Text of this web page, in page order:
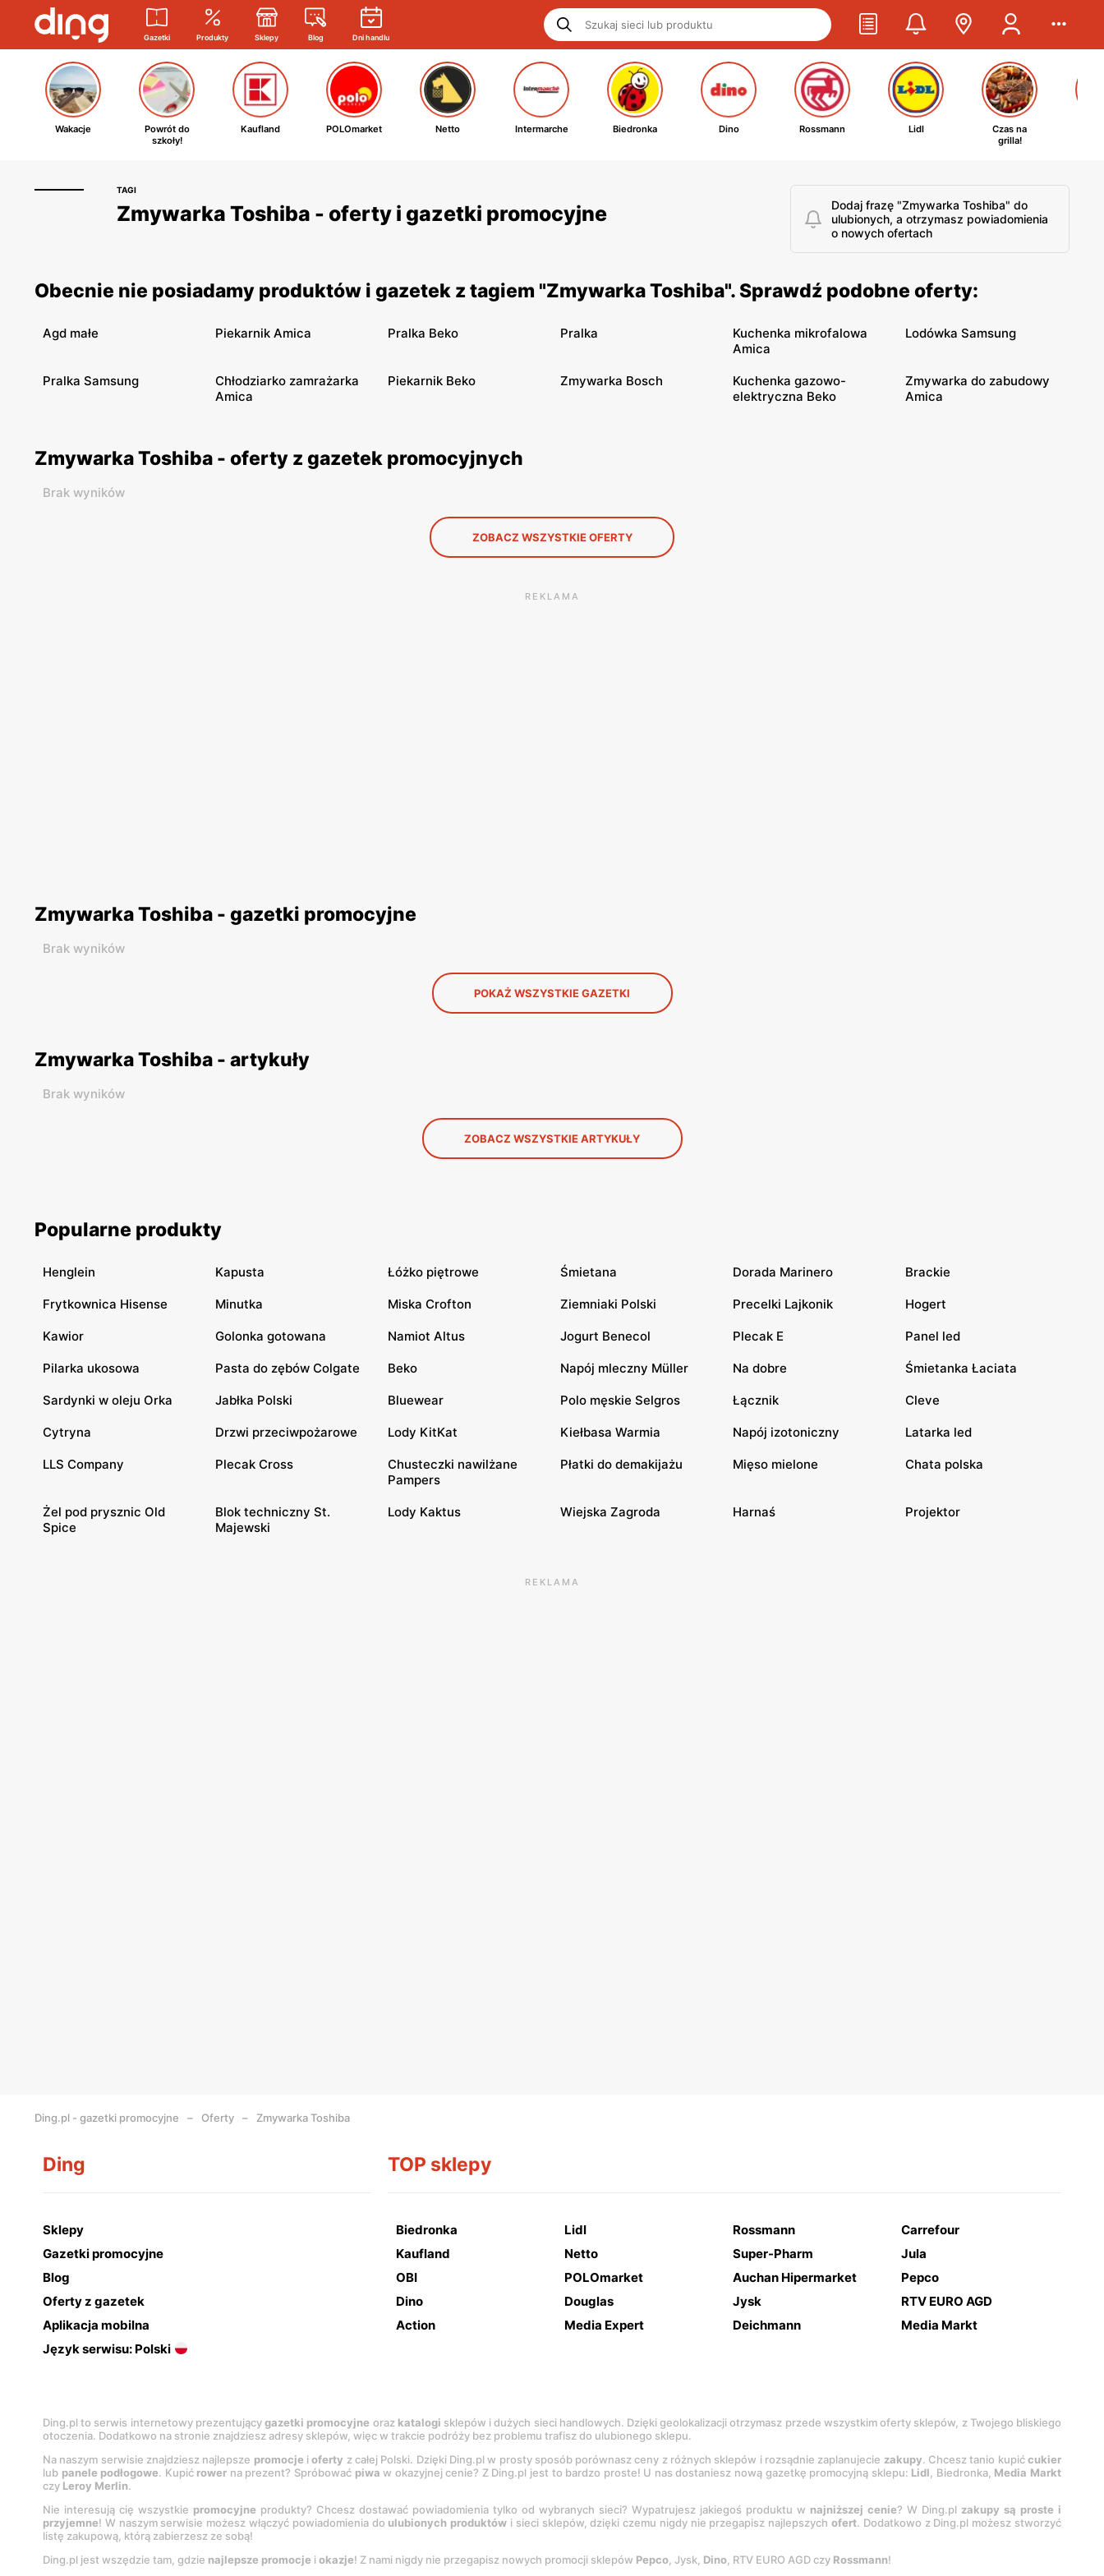
Gazetki Produkty Sklepy Blog Dni handlu
Wakacje
Powrót do
szkoły!
Kaufland POLOmarket Netto Intermarche Biedronka Dino Rossmann Lidl
Czas na
grilla!
TAGI
Zmywarka Toshiba - oferty i gazetki promocyjne
Dodaj frazę "Zmywarka Toshiba" do
ulubionych, a otrzymasz powiadomienia
o nowych ofertach
Obecnie nie posiadamy produktów i gazetek z tagiem "Zmywarka Toshiba". Sprawdź podobne oferty:
Agd małe Piekarnik Amica Pralka Beko Pralka
Kuchenka mikrofalowa
Amica
Lodówka Samsung
Pralka Samsung
Chłodziarko zamrażarka
Amica
Piekarnik Beko Zmywarka Bosch
Kuchenka gazowo-
elektryczna Beko
Zmywarka do zabudowy
Amica
Zmywarka Toshiba - oferty z gazetek promocyjnych
Brak wyników
ZOBACZ WSZYSTKIE OFERTY
REKLAMA
Zmywarka Toshiba - gazetki promocyjne
Brak wyników
POKAŻ WSZYSTKIE GAZETKI
Zmywarka Toshiba - artykuły
Brak wyników
ZOBACZ WSZYSTKIE ARTYKUŁY
Popularne produkty
Henglein Kapusta Łóżko piętrowe Śmietana Dorada Marinero Brackie
Frytkownica Hisense Minutka Miska Crofton Ziemniaki Polski Precelki Lajkonik Hogert
Kawior Golonka gotowana Namiot Altus Jogurt Benecol Plecak E Panel led
Pilarka ukosowa Pasta do zębów Colgate Beko Napój mleczny Müller Na dobre Śmietanka Łaciata
Sardynki w oleju Orka Jabłka Polski Bluewear Polo męskie Selgros Łącznik Cleve
Cytryna Drzwi przeciwpożarowe Lody KitKat Kiełbasa Warmia Napój izotoniczny Latarka led
LLS Company Plecak Cross
Chusteczki nawilżane
Pampers
Płatki do demakijażu Mięso mielone Chata polska
Żel pod prysznic Old
Spice
Blok techniczny St.
Majewski
Lody Kaktus Wiejska Zagroda Harnaś Projektor
REKLAMA
Ding.pl - gazetki promocyjne Oferty Zmywarka Toshiba
Ding
Sklepy
Gazetki promocyjne
Blog
Oferty z gazetek
Aplikacja mobilna
Język serwisu: Polski
TOP sklepy
Biedronka Lidl Rossmann
Carrefour
Kaufland
Netto Super-Pharm
Jula
OBI
POLOmarket Auchan Hipermarket
Pepco
Dino
Douglas Jysk
RTV EURO AGD
Action
Media Expert Deichmann Media Markt
Ding.pl to serwis internetowy prezentującygazetki promocyjne oraz katalogi sklepów i dużych sieci handlowych. Dzięki geolokalizacji otrzymasz przede wszystkim oferty sklepów, z Twojego bliskiego
otoczenia. Dodatkowo na stronie znajdziesz adresy sklepów, więc w trakcie podróży bez problemu trafisz do ulubionego sklepu.
Na naszym serwisie znajdziesz najlepsze promocje ioferty z całej Polski. Dzięki Ding.pl w prosty sposób porównasz ceny z różnych sklepów i rozsądnie zaplanujecie zakupy. Chcesz tanio kupićcukier
lub panele podłogowe. Kupić rower na prezent? Spróbować piwa w okazyjnej cenie? Z Ding.pl jest to bardzo proste! U nas dostaniesz nową gazetkę promocyjną sklepu: Lidl, Biedronka, Media Markt
czy Leroy Merlin.
Nie interesują cię wszystkie promocyjne produkty? Chcesz dostawać powiadomienia tylko od wybranych sieci? Wypatrujesz jakiegoś produktu w najniższej cenie? W Ding.pl zakupy są proste i
przyjemne! W naszym serwisie możesz włączyć powiadomienia do ulubionych produktów i sieci sklepów, dzięki czemu nigdy nie przegapisz najlepszychofert. Dodatkowo z Ding.pl możesz stworzyć
listę zakupową, którą zabierzesz ze sobą!
Ding.pl jest wszędzie tam, gdzie najlepsze promocje i okazje! Z nami nigdy nie przegapisz nowych promocji sklepów Pepco, Jysk, Dino, RTV EURO AGD czy Rossmann!